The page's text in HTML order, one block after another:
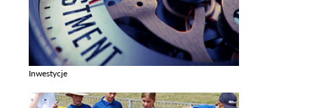
Inwestycje